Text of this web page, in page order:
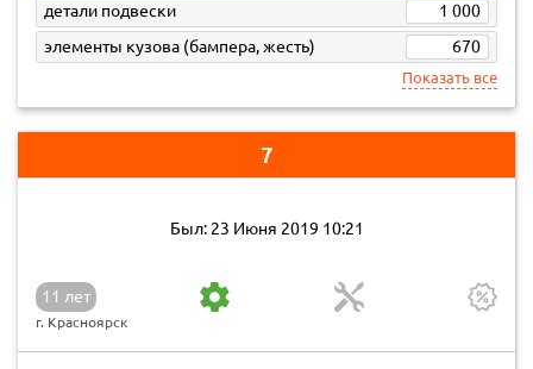
детали подвески
1 000
элементы кузова (бампера, жесть)
670
Показать все
7
Был: 23 Июня 2019 10:21
11 лет
г. Красноярск